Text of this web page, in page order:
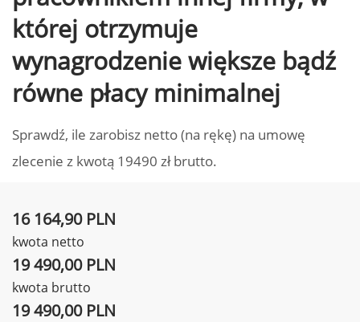
której otrzymuje
wynagrodzenie większe bądź
równe płacy minimalnej
Sprawdź, ile zarobisz netto (na rękę) na umowę
zlecenie z kwotą 19490 zł brutto.
16 164,90 PLN
kwota netto
19 490,00 PLN
kwota brutto
19 490,00 PLN